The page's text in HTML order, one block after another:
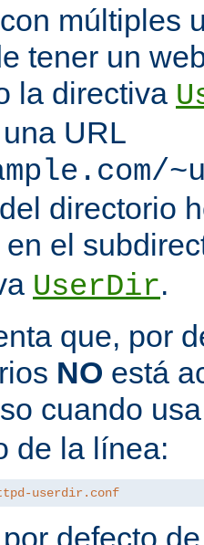
múltiples
tener un
la directiva
URL
directorio
en el
UserDir.
que, por
NO está
cuando
de la línea:
userdir.conf
defecto